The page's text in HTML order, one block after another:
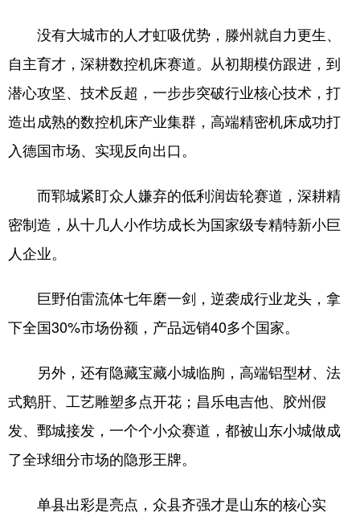
没有大城市的人才虹吸优势，滕州就自力更生、
自主育才，深耕数控机床赛道。从初期模仿跟进，到
潜心攻坚、技术反超，一步步突破行业核心技术，打
造出成熟的数控机床产业集群，高端精密机床成功打
入德国市场、实现反向出口。
而郓城紧盯众人嫌弃的低利润齿轮赛道，深耕精
密制造，从十几人小作坊成长为国家级专精特新小巨
人企业。
巨野伯雷流体七年磨一剑，逆袭成行业龙头，拿
下全国30%市场份额，产品远销40多个国家。
另外，还有隐藏宝藏小城临朐，高端铝型材、法
式鹅肝、工艺雕塑多点开花；昌乐电吉他、胶州假
发、鄄城接发，一个个小众赛道，都被山东小城做成
了全球细分市场的隐形王牌。
单县出彩是亮点，众县齐强才是山东的核心实